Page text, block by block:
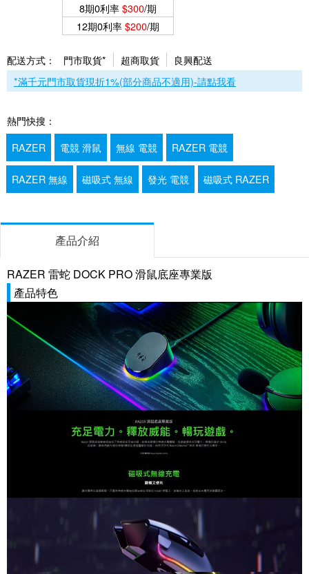
8期0利率$300/期
12期0利率$200/期
配送方式： 門市取貨* 超商取貨
良興配送
*滿千元門市取貨現折1%(部分商品不適用)-請點我看
熱門快搜：
RAZER
電競 滑鼠 無線 電競 RAZER 電競
RAZER 無線 磁吸式 無線 發光 電競 磁吸式 RAZER
產品介紹
RAZER 雷蛇 DOCK PRO 滑鼠底座專業版
產品特色